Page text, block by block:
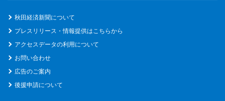
秋田経済新聞について
プレスリリース・情報提供はこちらから
アクセスデータの利用について
お問い合わせ
広告のご案内
後援申請について